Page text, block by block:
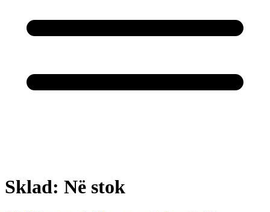
Sklad: Në stok